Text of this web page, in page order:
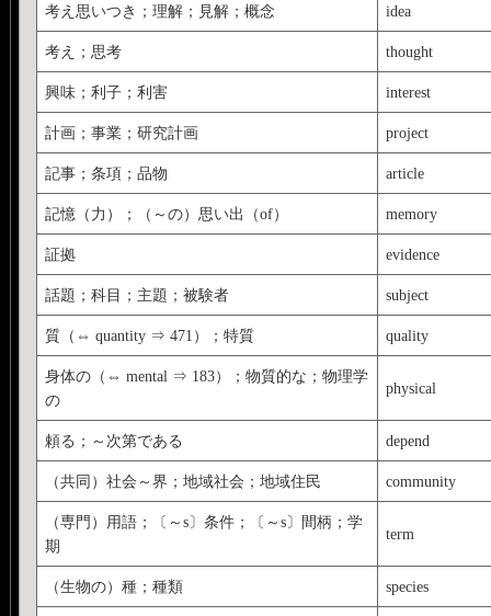
考え思いつき；理解；見解；概念 idea
考え；思考 thought
興味；利子；利害 interest
計画；事業；研究計画 project
記事；条項；品物 article
記憶（力）；（～の）思い出（of） memory
証拠 evidence
話題；科目；主題；被験者 subject
質（⇔ quantity ⇒ 471）；特質 quality
身体の（⇔ mental ⇒ 183）；物質的な；物理学
の
physical
頼る；～次第である depend
（共同）社会～界；地域社会；地域住民 community
（専門）用語；〔～s〕条件；〔～s〕間柄；学
期
term
（生物の）種；種類 species